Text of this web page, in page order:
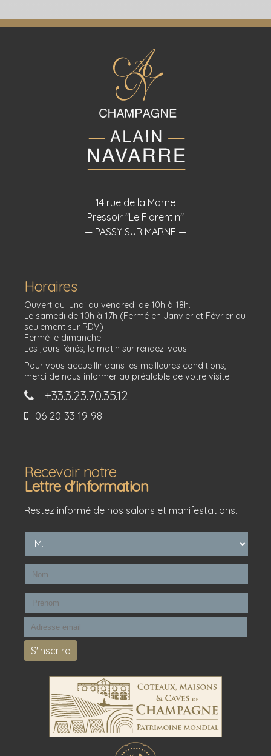
14 rue de la Marne
Pressoir "Le Florentin"
— PASSY SUR MARNE —
Horaires
Ouvert du lundi au vendredi de 10h à 18h.
Le samedi de 10h à 17h (Fermé en Janvier et Février ou
seulement sur RDV)
Fermé le dimanche.
Les jours fériés, le matin sur rendez-vous.
Pour vous accueillir dans les meilleures conditions,
merci de nous informer au préalable de votre visite.
+33.3.23.70.35.12
06 20 33 19 98
Recevoir notre
Lettre d'information
Restez informé de nos salons et manifestations.